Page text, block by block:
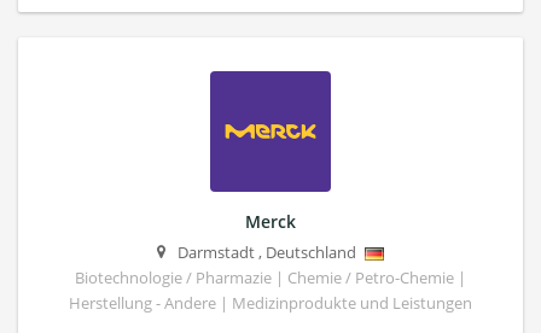
Merck
Darmstadt, Deutschland
Biotechnologie / Pharmazie | Chemie / Petro-Chemie |
Herstellung - Andere | Medizinprodukte und Leistungen